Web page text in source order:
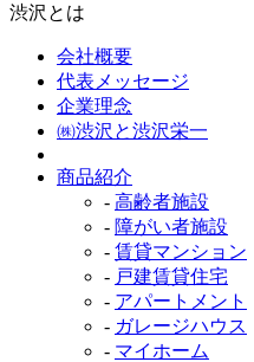
渋沢とは
会社概要
代表メッセージ
企業理念
㈱渋沢と渋沢栄一
商品紹介
- 高齢者施設
- 障がい者施設
- 賃貸マンション
- 戸建賃貸住宅
- アパートメント
- ガレージハウス
- マイホーム